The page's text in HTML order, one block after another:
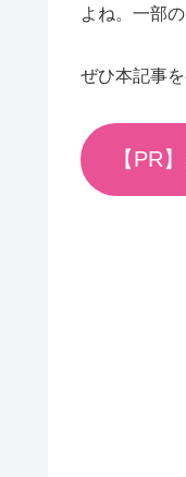
よね。一部
ぜひ本記事
【PR